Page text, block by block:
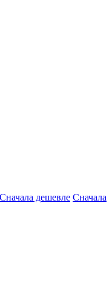
Сначала дешевле Сначала